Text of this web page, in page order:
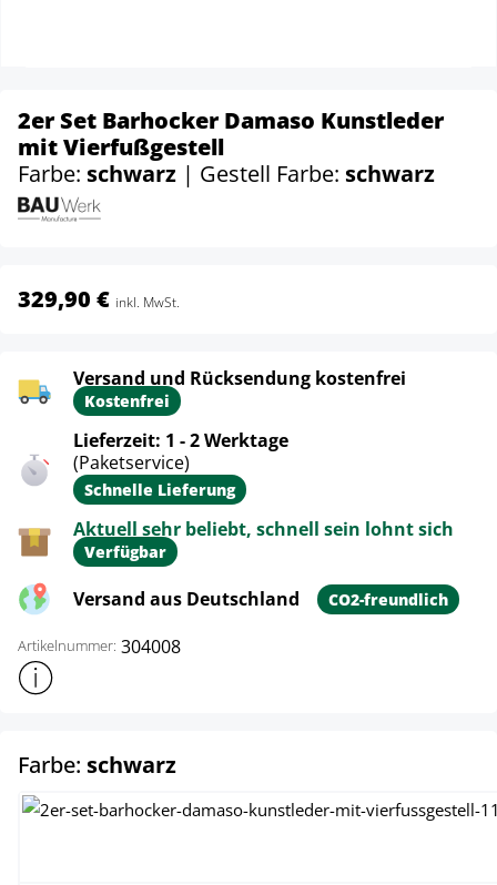
2er Set Barhocker Damaso Kunstleder
mit Vierfußgestell
Farbe: schwarz | Gestell Farbe: schwarz
329,90 € inkl. MwSt.
Versand und Rücksendung kostenfrei
Kostenfrei
Lieferzeit: 1 - 2 Werktage
(Paketservice)
Schnelle Lieferung
Aktuell sehr beliebt, schnell sein lohnt sich
Verfügbar
Versand aus Deutschland CO2-freundlich
Artikelnummer: 304008
Weitere Produktinformationen anzeigen
Farbe: schwarzauswählen